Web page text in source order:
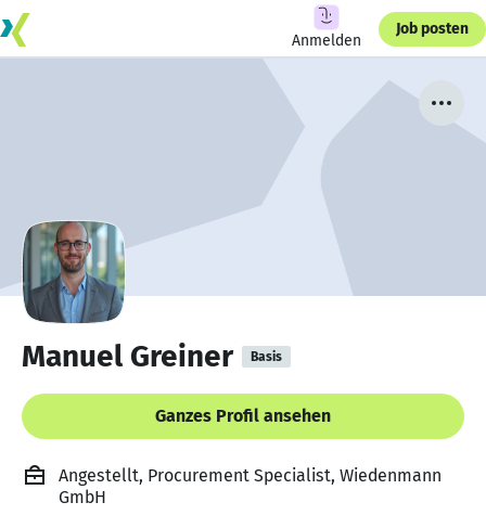
Anmelden
Job posten
Manuel Greiner Basis
Ganzes Profil ansehen
Angestellt, Procurement Specialist, Wiedenmann
GmbH